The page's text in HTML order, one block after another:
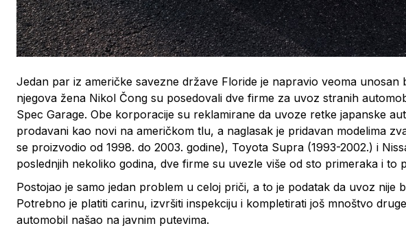
Jedan par iz američke savezne države Floride je napravio veoma unosan
njegova žena Nikol Čong su posedovali dve firme za uvoz stranih
Spec Garage. Obe korporacije su reklamirane da uvoze retke japanske
prodavani kao novi na američkom tlu, a naglasak je pridavan modelima
se proizvodio od 1998. do 2003. godine), Toyota Supra (1993-2002.) i
poslednjih nekoliko godina, dve firme su uvezle više od sto primeraka i to
Postojao je samo jedan problem u celoj priči, a to je podatak da uvoz nije
Potrebno je platiti carinu, izvršiti inspekciju i kompletirati još mnoštvo
automobil našao na javnim putevima.